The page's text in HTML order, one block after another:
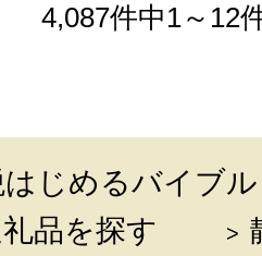
4,087件中1～12
じめるバイブル
品を探す